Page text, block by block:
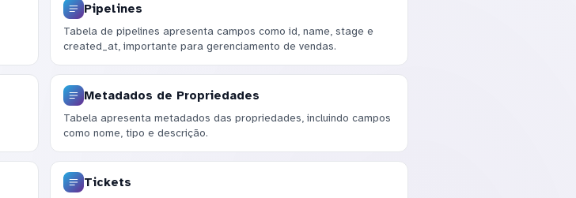
Pipelines
Tabela de pipelines apresenta campos como id, name, stage e
created_at, importante para gerenciamento de vendas.
Metadados de Propriedades
Tabela apresenta metadados das propriedades, incluindo campos
como nome, tipo e descrição.
Tickets